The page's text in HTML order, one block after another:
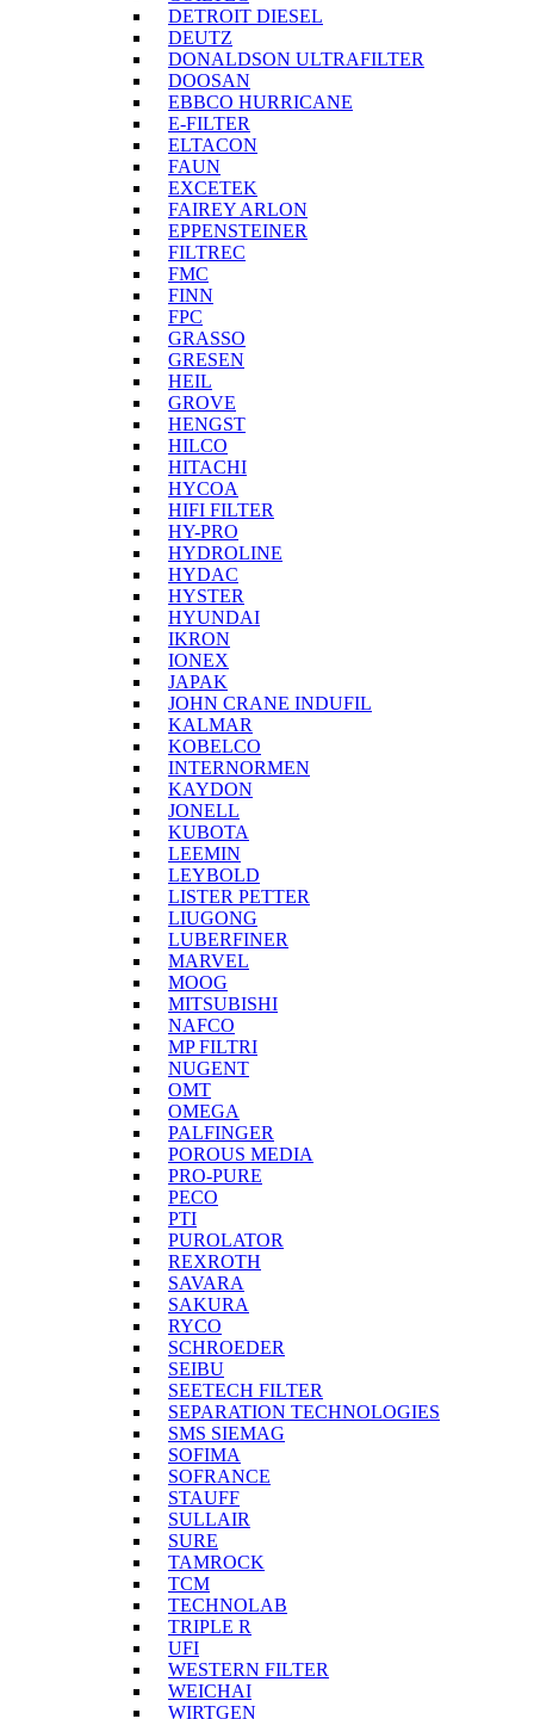
DETROIT DIESEL
DEUTZ
DONALDSON ULTRAFILTER
DOOSAN
EBBCO HURRICANE
E-FILTER
ELTACON
FAUN
EXCETEK
FAIREY ARLON
EPPENSTEINER
FILTREC
FMC
FINN
FPC
GRASSO
GRESEN
HEIL
GROVE
HENGST
HILCO
HITACHI
HYCOA
HIFI FILTER
HY-PRO
HYDROLINE
HYDAC
HYSTER
HYUNDAI
IKRON
IONEX
JAPAK
JOHN CRANE INDUFIL
KALMAR
KOBELCO
INTERNORMEN
KAYDON
JONELL
KUBOTA
LEEMIN
LEYBOLD
LISTER PETTER
LIUGONG
LUBERFINER
MARVEL
MOOG
MITSUBISHI
NAFCO
MP FILTRI
NUGENT
OMT
OMEGA
PALFINGER
POROUS MEDIA
PRO-PURE
PECO
PTI
PUROLATOR
REXROTH
SAVARA
SAKURA
RYCO
SCHROEDER
SEIBU
SEETECH FILTER
SEPARATION TECHNOLOGIES
SMS SIEMAG
SOFIMA
SOFRANCE
STAUFF
SULLAIR
SURE
TAMROCK
TCM
TECHNOLAB
TRIPLE R
UFI
WESTERN FILTER
WEICHAI
WIRTGEN